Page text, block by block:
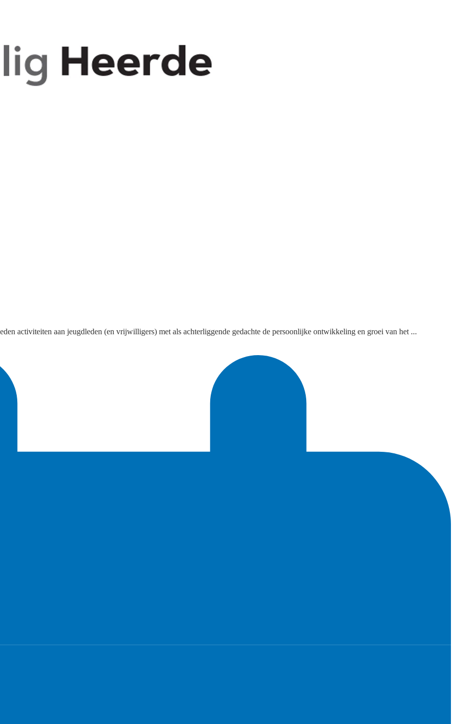
activiteiten aan jeugdleden (en vrijwilligers) met als achterliggende gedachte de persoonlijke ontwikkeling en groei van het ...